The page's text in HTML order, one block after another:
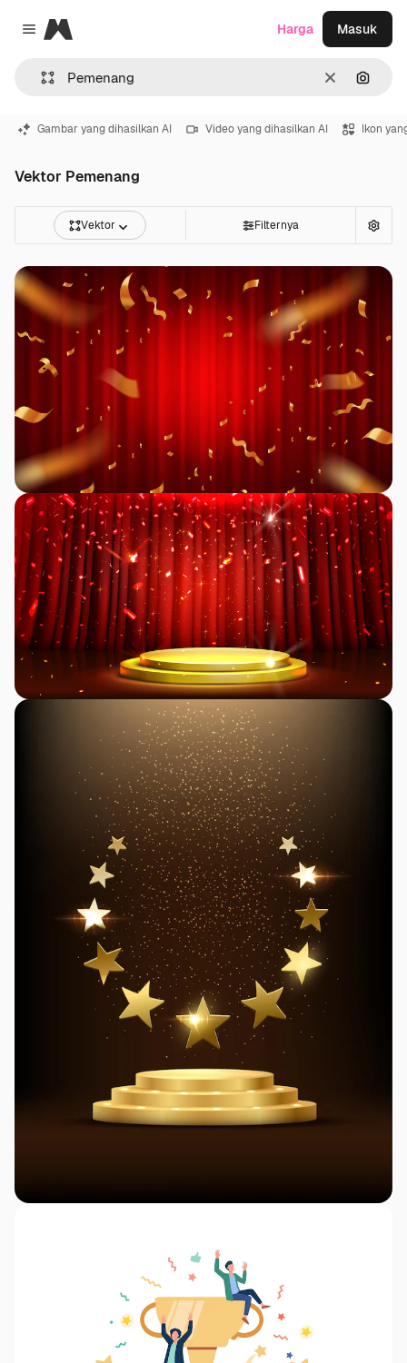
Close menu
Magnific
Jernih
Harga Masuk
Gambar yang dihasilkan AI Video yang dihasilkan AI Ikon
Vektor Pemenang
Vektor Filternya